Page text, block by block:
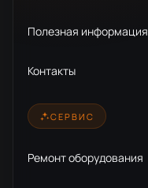
Полезная информация
Контакты
СЕРВИС
Ремонт оборудования